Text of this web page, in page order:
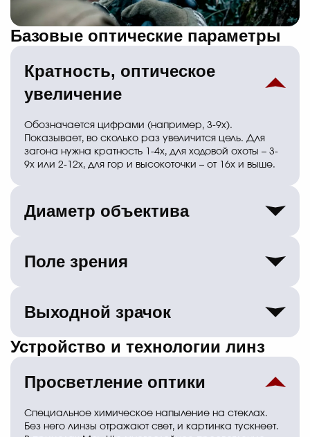
Базовые оптические параметры
Кратность, оптическое
увеличение
Обозначается цифрами (например, 3-9х).
Показывает, во сколько раз увеличится цель. Для
загона нужна кратность 1-4х, для ходовой охоты – 3-
9х или 2-12х, для гор и высокоточки – от 16х и выше.
Диаметр объектива
диаметр передней линзы в миллиметрах. Чем он
больше, тем больше света собирает прицел и тем
Поле зрения
на дистанции 100 метров. Напрямую зависит от
кратности: чем выше увеличение, тем уже обзор.
стрельбы по движущейся цели.
Выходной зрачок
Диаметр светового пучка, выходящего из окуляра в
глаз стрелка. Рассчитывается делением диаметра
меньше 4 мм, целиться в сумерках станет тяжело, а
Устройство и технологии линз
Просветление оптики
Специальное химическое напыление на стеклах.
Без него линзы отражают свет, и картинка тускнеет.